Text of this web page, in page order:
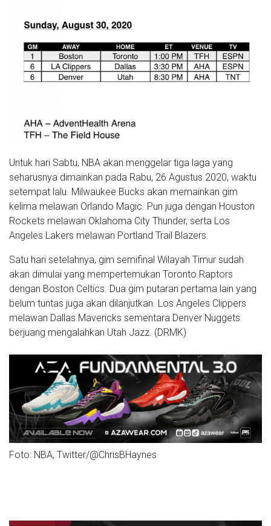
Untuk hari Sabtu, NBA akan menggelar tiga laga yang
seharusnya dimainkan pada Rabu, 26 Agustus 2020, waktu
setempat lalu. Milwaukee Bucks akan memainkan gim
kelima melawan Orlando Magic. Pun juga dengan Houston
Rockets melawan Oklahoma City Thunder, serta Los
Angeles Lakers melawan Portland Trail Blazers.
Satu hari setelahnya, gim semifinal Wilayah Timur sudah
akan dimulai yang mempertemukan Toronto Raptors
dengan Boston Celtics. Dua gim putaran pertama lain yang
belum tuntas juga akan dilanjutkan. Los Angeles Clippers
melawan Dallas Mavericks sementara Denver Nuggets
berjuang mengalahkan Utah Jazz. (DRMK)
Foto: NBA, Twitter/@ChrisBHaynes